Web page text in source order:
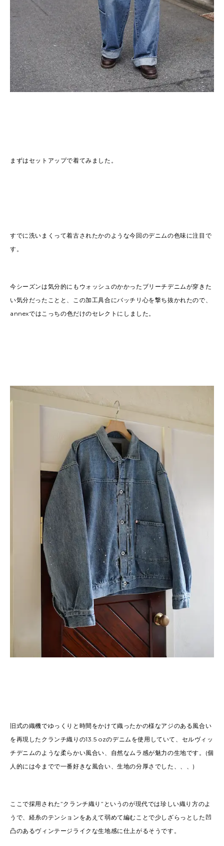
まずはセットアップで着てみました。
すでに洗いまくって着古されたかのような今回のデニムの色味に注目で
す。
今シーズンは気分的にもウォッシュのかかったブリーチデニムが穿きた
い気分だったことと、この加工具合にバッチリ心を撃ち抜かれたので、
annexではこっちの色だけのセレクトにしました。
旧式の織機でゆっくりと時間をかけて織ったかの様なアジのある風合い
を再現したクランチ織りの13.5 ozのデニムを使用していて、セルヴィッ
チデニムのような柔らかい風合い、自然なムラ感が魅力の生地です。(個
人的には今までで一番好きな風合い、生地の分厚さでした、、、)
ここで採用された”クランチ織り”というのが現代では珍しい織り方のよ
うで、経糸のテンションをあえて弱めて編むことで少しざらっとした凹
凸のあるヴィンテージライクな生地感に仕上がるそうです。